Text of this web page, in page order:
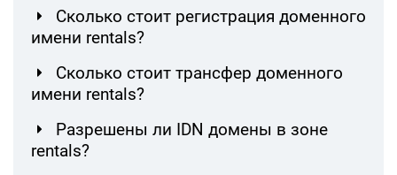
Сколько стоит регистрация доменного
имени rentals?
Сколько стоит трансфер доменного
имени rentals?
Разрешены ли IDN домены в зоне
rentals?